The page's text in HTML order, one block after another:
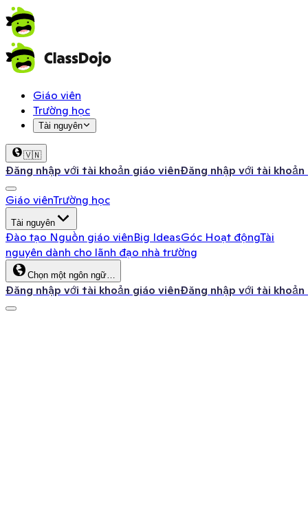
Giáo viên
Trường học
Tài nguyên
🇻🇳
Đăng nhập với tài khoản giáo viênĐăng nhập với tài khoản
Giáo viênTrường học
Tài nguyên
Đào tạo Nguồn giáo viênBig IdeasGóc Hoạt độngTài
nguyên dành cho lãnh đạo nhà trường
Chọn một ngôn ngữ…
Đăng nhập với tài khoản giáo viênĐăng nhập với tài khoản